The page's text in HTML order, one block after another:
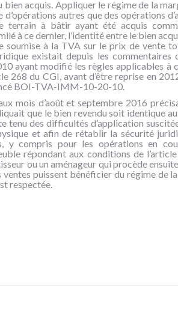
acquis. Appliquer le régime de la
autres que des opérations
terrain à bâtir ayant été acquis
à ce dernier, l’identité entre le bien
soumise à la TVA sur le prix de vente
existait depuis les commentaires
ayant modifié les règles applicables à
268 du CGI, avant d’être reprise en
BOI-TVA-IMM-10-20-10.
mois d’août et septembre 2016
que le bien revendu soit identique
tenu des difficultés d’application
et afin de rétablir la sécurité
y compris pour les opérations en
répondant aux conditions de
ou un aménageur qui procède
puissent bénéficier du régime de
respectée.